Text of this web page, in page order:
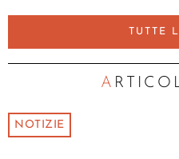
TUTTE
NOTIZIE